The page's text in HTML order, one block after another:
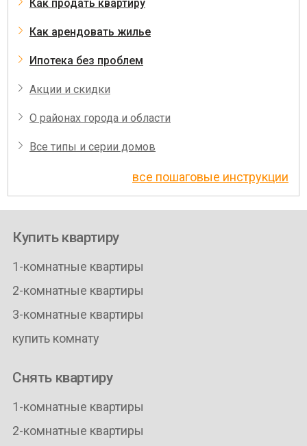
Как продать квартиру
Как арендовать жилье
Ипотека без проблем
Акции и скидки
О районах города и области
Все типы и серии домов
все пошаговые инструкции
Купить квартиру
1-комнатные квартиры
2-комнатные квартиры
3-комнатные квартиры
купить комнату
Снять квартиру
1-комнатные квартиры
2-комнатные квартиры